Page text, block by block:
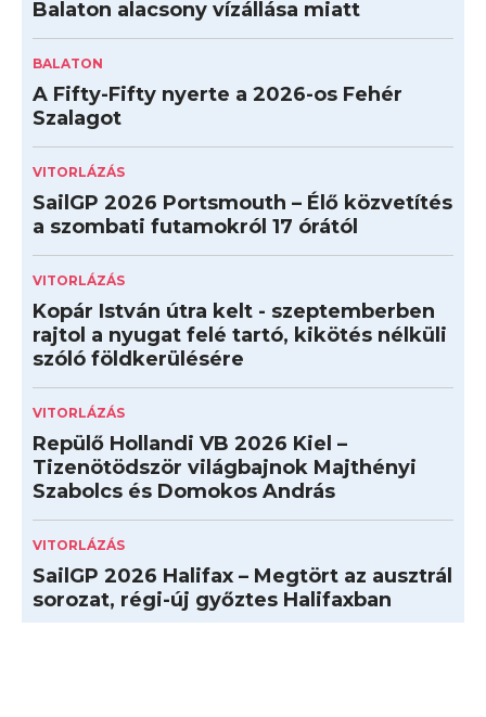
Balaton alacsony vízállása miatt
BALATON
A Fifty-Fifty nyerte a 2026-os Fehér
Szalagot
VITORLÁZÁS
SailGP 2026 Portsmouth – Élő közvetítés
a szombati futamokról 17 órától
VITORLÁZÁS
Kopár István útra kelt - szeptemberben
rajtol a nyugat felé tartó, kikötés nélküli
szóló földkerülésére
VITORLÁZÁS
Repülő Hollandi VB 2026 Kiel –
Tizenötödször világbajnok Majthényi
Szabolcs és Domokos András
VITORLÁZÁS
SailGP 2026 Halifax – Megtört az ausztrál
sorozat, régi-új győztes Halifaxban